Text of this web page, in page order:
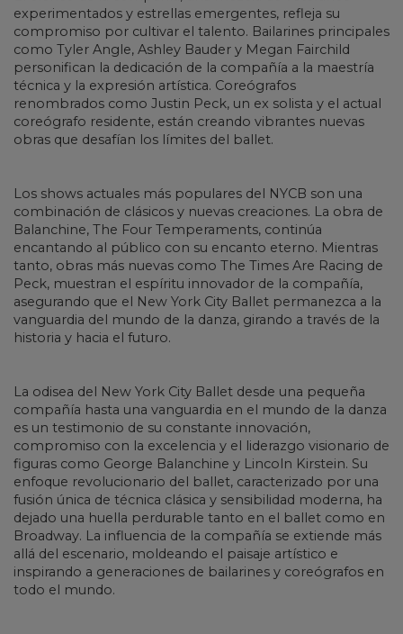
experimentados y estrellas emergentes, refleja su
compromiso por cultivar el talento. Bailarines principales
como Tyler Angle, Ashley Bauder y Megan Fairchild
personifican la dedicación de la compañía a la maestría
técnica y la expresión artística. Coreógrafos
renombrados como Justin Peck, un ex solista y el actual
coreógrafo residente, están creando vibrantes nuevas
obras que desafían los límites del ballet.
Los shows actuales más populares del NYCB son una
combinación de clásicos y nuevas creaciones. La obra de
Balanchine, The Four Temperaments, continúa
encantando al público con su encanto eterno. Mientras
tanto, obras más nuevas como The Times Are Racing de
Peck, muestran el espíritu innovador de la compañía,
asegurando que el New York City Ballet permanezca a la
vanguardia del mundo de la danza, girando a través de la
historia y hacia el futuro.
La odisea del New York City Ballet desde una pequeña
compañía hasta una vanguardia en el mundo de la danza
es un testimonio de su constante innovación,
compromiso con la excelencia y el liderazgo visionario de
figuras como George Balanchine y Lincoln Kirstein. Su
enfoque revolucionario del ballet, caracterizado por una
fusión única de técnica clásica y sensibilidad moderna, ha
dejado una huella perdurable tanto en el ballet como en
Broadway. La influencia de la compañía se extiende más
allá del escenario, moldeando el paisaje artístico e
inspirando a generaciones de bailarines y coreógrafos en
todo el mundo.